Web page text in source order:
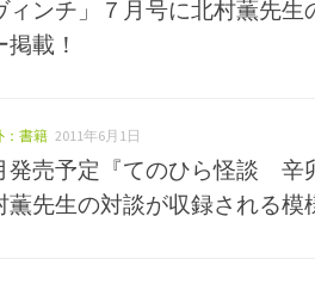
ィンチ」７月号に北村薫先生
載！
：書籍 2011年6月1日
発売予定『てのひら怪談 辛
薫先生の対談が収録される模